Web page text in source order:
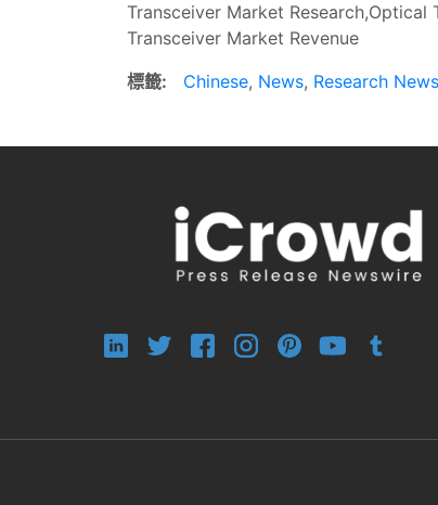
Transceiver Market
Transceiver Market Revenue
標籤:
Chinese, News, Research